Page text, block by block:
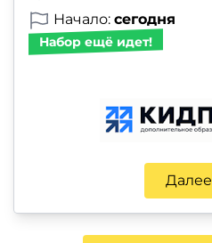
Начало: сегодня
Набор ещё идет!
Далее